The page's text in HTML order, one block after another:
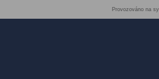
Provozováno na